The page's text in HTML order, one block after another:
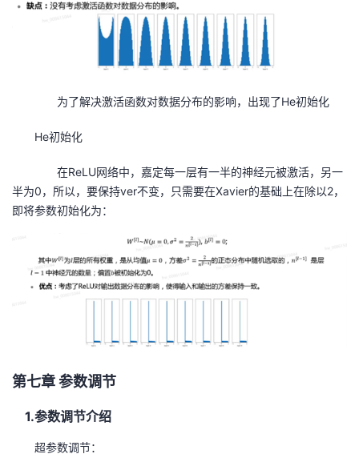
为了解决激活函数对数据分布的影响，出现了He初始化
He初始化
在ReLU网络中，嘉定每一层有一半的神经元被激活，另一
半为0，所以，要保持ver不变，只需要在Xavier的基础上在除以2，
即将参数初始化为：
第七章 参数调节
1.参数调节介绍
超参数调节：